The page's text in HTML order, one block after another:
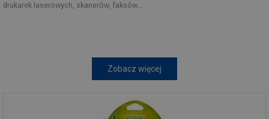
drukarek laserowych, skanerów, faksów...
Zobacz więcej